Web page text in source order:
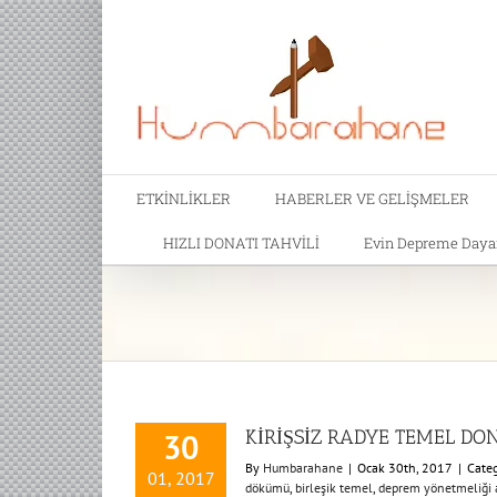
ETKİNLİKLER HABERLER VE GELİŞMELER
HIZLI DONATI TAHVİLİ Evin Depreme
30
01, 2017
KİRİŞSİZ RADYE TEMEL
By Humbarahane | Ocak 30th, 2017 |
dökümü, birleşik temel, deprem yönetmeliği